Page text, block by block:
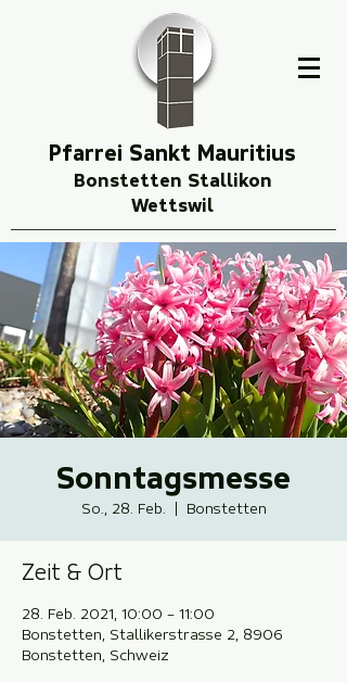
Pfarrei Sankt Mauritius
Bonstetten Stallikon
Wettswil
Sonntagsmesse
So., 28. Feb. Bonstetten
Zeit & Ort
28. Feb. 2021, 10:00 – 11:00
Bonstetten, Stallikerstrasse 2, 8906
Bonstetten, Schweiz